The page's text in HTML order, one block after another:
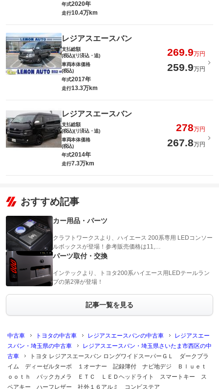
年式2020年
走行10.4万km
レジアスエースバン
支払総額
(税込)(リ済込・追)
269.9万円
車両本体価格
(税込)
259.9万円
年式2017年
走行13.3万km
レジアスエースバン
支払総額
(税込)(リ済込・追)
278万円
車両本体価格
(税込)
267.8万円
年式2014年
走行7.3万km
おすすめ記事
カー用品・パーツ
クラフトワークスより、ハイエース 200系専用 LEDコンソー
ルボックスが登場！参考販売価格は11,…
パーツ取付・交換
インテックより、トヨタ200系ハイエース用LEDテールラン
プの第2弾が登場！
記事一覧を見る
中古車 トヨタの中古車 レジアスエースバンの中古車
レジアスエー
スバン・埼玉県の中古車
レジアスエースバン・埼玉県さいたま市西区の中
古車
トヨタ レジアスエースバン ロングワイドスーパーＧＬ ダークプラ
イム ディーゼルターボ １オーナー 記録簿付 ナビ地デジ Ｂｌｕｅｔ
ｏｏｔｈ バックカメラ ＥＴＣ ＬＥＤヘッドライト スマートキー ス
ペアキー ハーフレザー 社外１６アルミ コンビステア